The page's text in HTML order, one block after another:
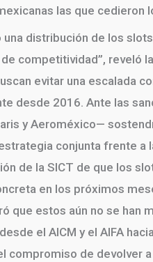
las que
una distribución de los
competitividad”, reveló
evitar una escalada
desde 2016. Ante las
y Aeroméxico—
conjunta frente
de la SICT de que los
en los próximos
que estos aún no se han
el AICM y el AIFA
compromiso de